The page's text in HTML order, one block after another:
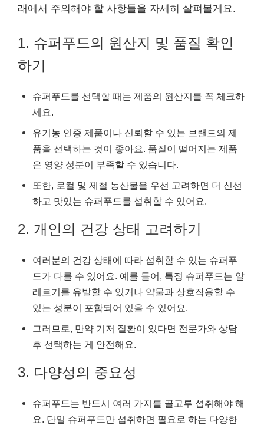
래에서 주의해야 할 사항들을 자세히 살펴볼게요.
1. 슈퍼푸드의 원산지 및 품질 확인
하기
슈퍼푸드를 선택할 때는 제품의 원산지를 꼭 체크하
세요.
유기농 인증 제품이나 신뢰할 수 있는 브랜드의 제
품을 선택하는 것이 좋아요. 품질이 떨어지는 제품
은 영양 성분이 부족할 수 있습니다.
또한, 로컬 및 제철 농산물을 우선 고려하면 더 신선
하고 맛있는 슈퍼푸드를 섭취할 수 있어요.
2. 개인의 건강 상태 고려하기
여러분의 건강 상태에 따라 섭취할 수 있는 슈퍼푸
드가 다를 수 있어요. 예를 들어, 특정 슈퍼푸드는 알
레르기를 유발할 수 있거나 약물과 상호작용할 수
있는 성분이 포함되어 있을 수 있어요.
그러므로, 만약 기저 질환이 있다면 전문가와 상담
후 선택하는 게 안전해요.
3. 다양성의 중요성
슈퍼푸드는 반드시 여러 가지를 골고루 섭취해야 해
요. 단일 슈퍼푸드만 섭취하면 필요로 하는 다양한